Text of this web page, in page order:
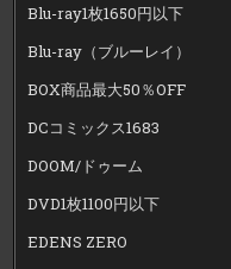
Blu-ray1枚1650円以下
Blu-ray（ブルーレイ）
BOX商品最大50％OFF
DCコミックス1683
DOOM/ドゥーム
DVD1枚1100円以下
EDENS ZERO